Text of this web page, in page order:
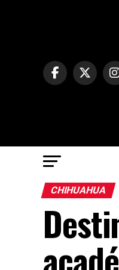
CHIHUAHUA